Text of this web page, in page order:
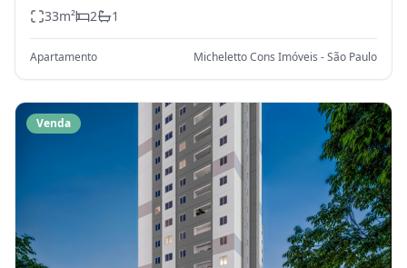
33m² 2 1
Apartamento Micheletto Cons Imóveis - São Paulo
Venda